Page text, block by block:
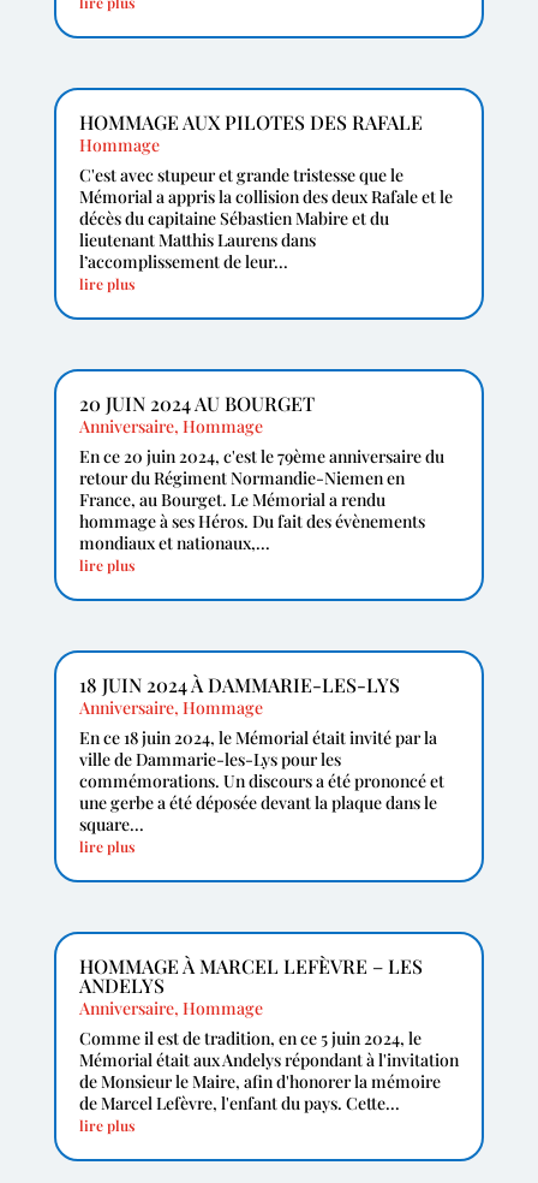
HOMMAGE AUX PILOTES DES RAFALE
Hommage
C'est avec stupeur et grande tristesse que le
Mémorial a appris la collision des deux Rafale et le
décès du capitaine Sébastien Mabire et du
lieutenant Matthis Laurens dans
l’accomplissement de leur...
lire plus
20 JUIN 2024 AU BOURGET
Anniversaire, Hommage
En ce 20 juin 2024, c'est le 79ème anniversaire du
retour du Régiment Normandie-Niemen en
France, au Bourget. Le Mémorial a rendu
hommage à ses Héros. Du fait des évènements
mondiaux et nationaux,...
lire plus
18 JUIN 2024 À DAMMARIE-LES-LYS
Anniversaire, Hommage
En ce 18 juin 2024, le Mémorial était invité par la
ville de Dammarie-les-Lys pour les
commémorations. Un discours a été prononcé et
une gerbe a été déposée devant la plaque dans le
square...
lire plus
HOMMAGE À MARCEL LEFÈVRE – LES
ANDELYS
Anniversaire, Hommage
Comme il est de tradition, en ce 5 juin 2024, le
Mémorial était aux Andelys répondant à l'invitation
de Monsieur le Maire, afin d'honorer la mémoire
de Marcel Lefèvre, l'enfant du pays. Cette...
lire plus